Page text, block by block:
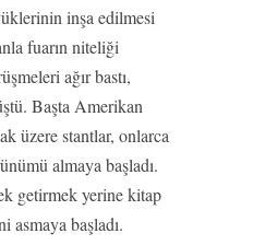
inşa edilmesi
fuarın niteliği
ağır bastı,
Başta Amerikan
üzere stantlar, onlarca
almaya başladı.
getirmek yerine kitap
asmaya başladı.